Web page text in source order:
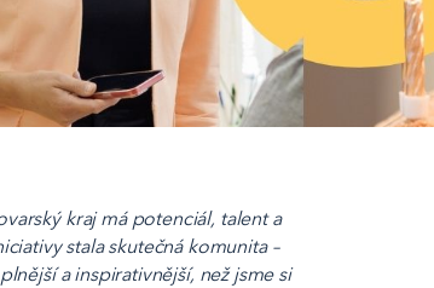
kraj má potenciál, talent a
stala skutečná komunita –
a inspirativnější, než jsme si